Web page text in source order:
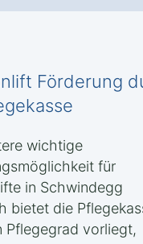
Förderung
wichtige
für
in Schwindegg
bietet die
Pflegegrad vorliegt,